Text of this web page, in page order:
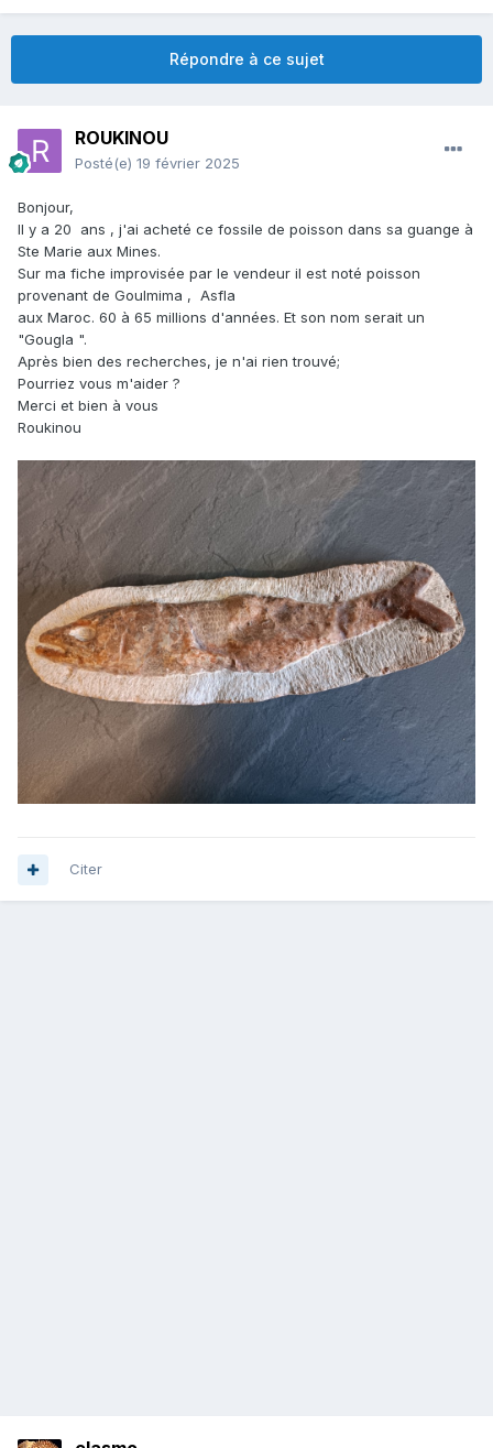
Répondre à ce sujet
ROUKINOU
Posté(e) 19 février 2025
Bonjour,
Il y a 20 ans , j'ai acheté ce fossile de poisson dans sa guange à
Ste Marie aux Mines.
Sur ma fiche improvisée par le vendeur il est noté poisson
provenant de Goulmima , Asfla
aux Maroc. 60 à 65 millions d'années. Et son nom serait un
"Gougla ".
Après bien des recherches, je n'ai rien trouvé;
Pourriez vous m'aider ?
Merci et bien à vous
Roukinou
Citer